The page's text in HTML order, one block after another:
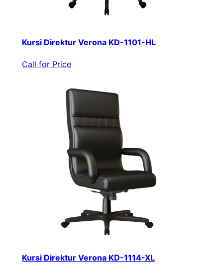
Kursi Direktur Verona KD-1101-HL
Call for Price
Kursi Direktur Verona KD-1114-XL